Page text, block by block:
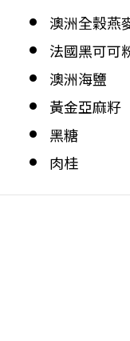
澳洲全穀燕
法國黑可可
澳洲海鹽
黃金亞麻籽
黑糖
肉桂